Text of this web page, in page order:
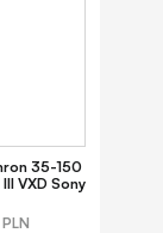
35-150
VXD Sony